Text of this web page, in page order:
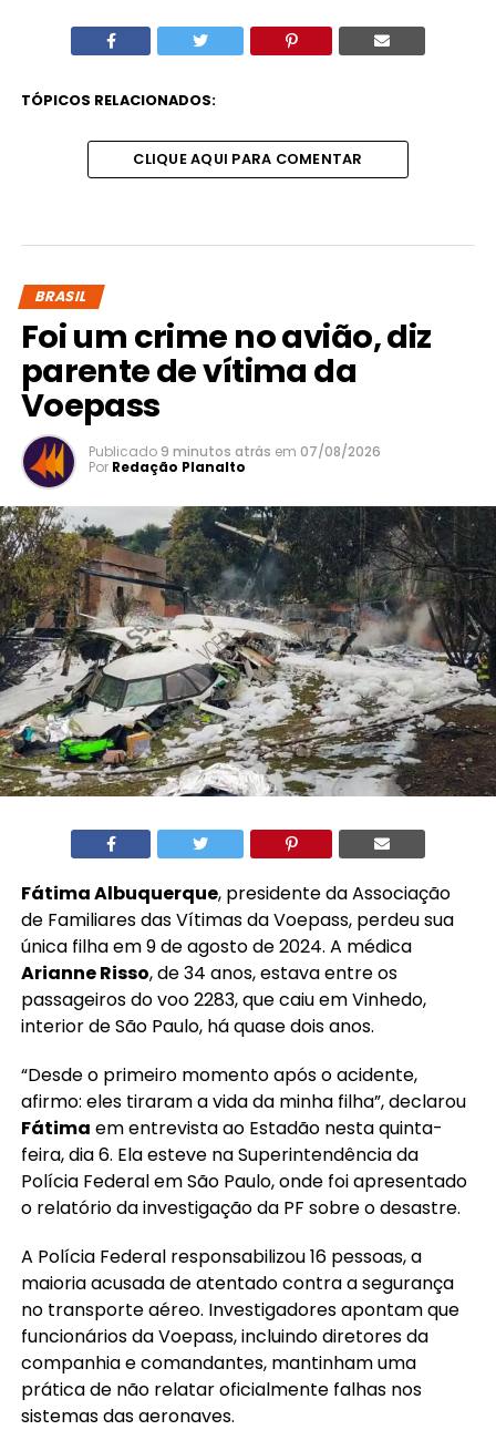
TÓPICOS RELACIONADOS:
CLIQUE AQUI PARA COMENTAR
BRASIL
Foi um crime no avião, diz
parente de vítima da
Voepass
Publicado9 minutos atrás em 07/08/2026
Por Redação Planalto
Fátima Albuquerque, presidente da Associação
de Familiares das Vítimas da Voepass, perdeu sua
única filha em 9 de agosto de 2024. A médica
Arianne Risso, de 34 anos, estava entre os
passageiros do voo 2283, que caiu em Vinhedo,
interior de São Paulo, há quase dois anos.
“Desde o primeiro momento após o acidente,
afirmo: eles tiraram a vida da minha filha”, declarou
Fátima em entrevista ao Estadão nesta quinta-
feira, dia 6. Ela esteve na Superintendência da
Polícia Federal em São Paulo, onde foi apresentado
o relatório da investigação da PF sobre o desastre.
A Polícia Federal responsabilizou 16 pessoas, a
maioria acusada de atentado contra a segurança
no transporte aéreo. Investigadores apontam que
funcionários da Voepass, incluindo diretores da
companhia e comandantes, mantinham uma
prática de não relatar oficialmente falhas nos
sistemas das aeronaves.